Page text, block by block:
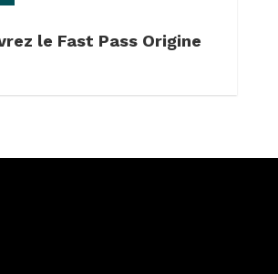
le Fast Pass Origine